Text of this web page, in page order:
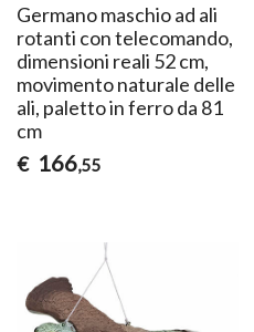
Germano maschio ad ali
rotanti con telecomando,
dimensioni reali 52 cm,
movimento naturale delle
ali, paletto in ferro da 81
cm
€ 166,55